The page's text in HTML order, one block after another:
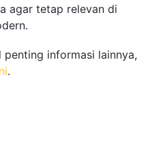
agar tetap relevan di
informasi lainnya,
.